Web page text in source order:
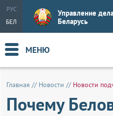
РУС
БЕЛ
Управление
Беларусь
МЕНЮ
Главная // Новости // Новости
Почему